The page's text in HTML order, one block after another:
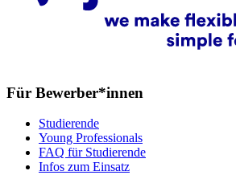
Für Bewerber*innen
Studierende
Young Professionals
FAQ für Studierende
Infos zum Einsatz